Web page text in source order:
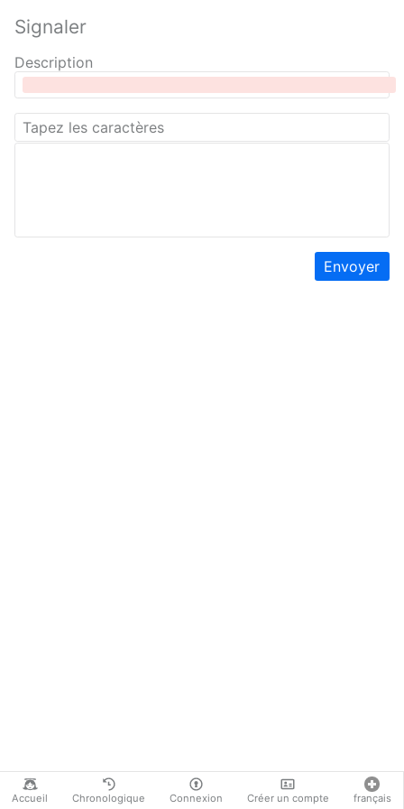
Accueil Chronologique Connexion Créer un compte français
Signaler
Description
Envoyer